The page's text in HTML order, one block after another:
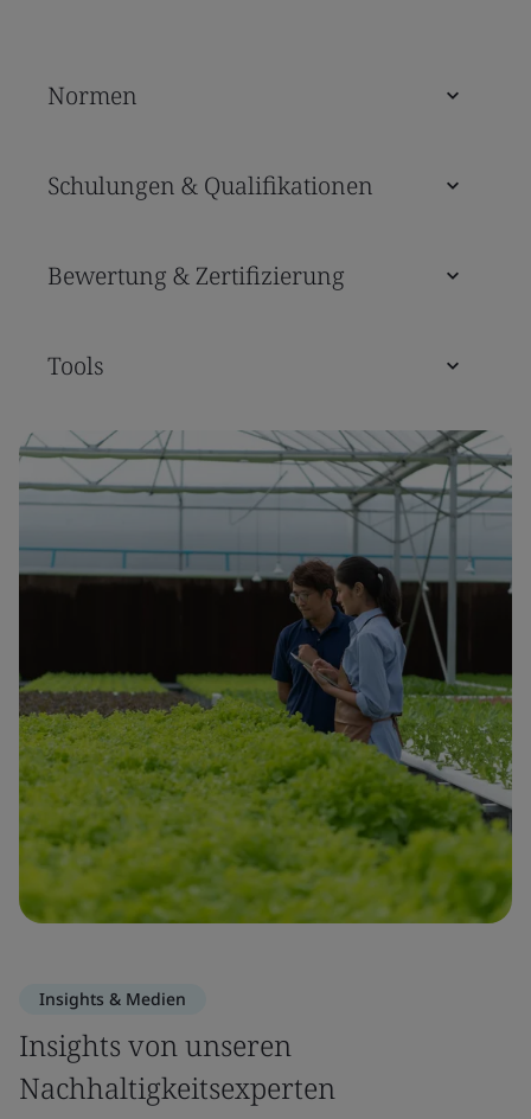
Normen
Schulungen & Qualifikationen
Bewertung & Zertifizierung
Tools
Insights & Medien
Insights von unseren
Nachhaltigkeitsexperten